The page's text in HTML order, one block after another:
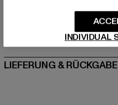
GRÖSSE & PASSFORM
PFLEGEHINWEISE
LIEFERUNG & RÜCKGABE
INDIVIDUAL